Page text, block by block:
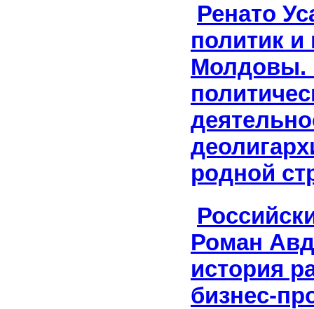
Ренато
политик и
Молдовы.
родной
Роман
история
бизнес-